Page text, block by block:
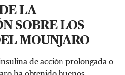
LA
SOBRE LOS
MOUNJARO
de acción prolongada o